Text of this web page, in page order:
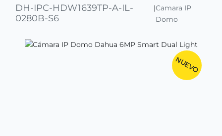
DH-IPC-HDW1639TP-A-IL-
0280B-S6
|Camara IP
Domo
NUEVO